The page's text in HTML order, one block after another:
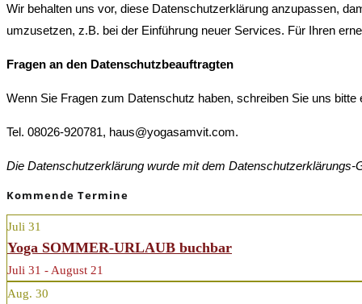
Wir behalten uns vor, diese Datenschutzerklärung anzupassen,
umzusetzen, z.B. bei der Einführung neuer Services. Für Ihren
Fragen an den Datenschutzbeauftragten
Wenn Sie Fragen zum Datenschutz haben, schreiben Sie uns
Tel. 08026-920781, haus@yogasamvit.com.
Die Datenschutzerklärung wurde mit dem Datenschutzerklärungs-
Kommende Termine
Juli 31
Yoga SOMMER-URLAUB buchbar
Juli 31 - August 21
Aug. 30